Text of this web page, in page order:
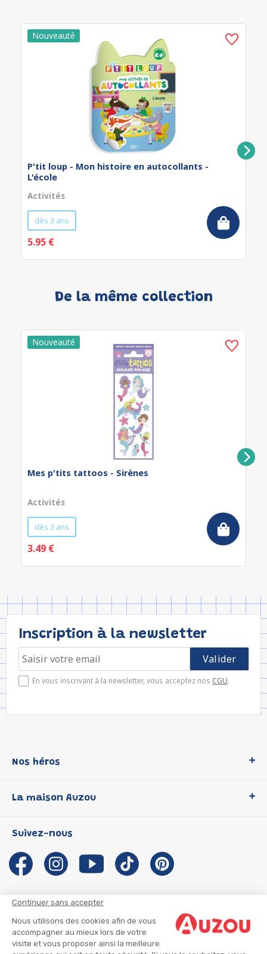
Continuer sans accepter
Nous utilisons des cookies afin de vous
accompagner au mieux lors de votre
visite et vous proposer ainsi la meilleure
P'tit loup - Mon histoire en autocollants -
L'école
Activités
dès 3 ans
5.95 €
De la même collection
Mes p'tits tattoos - Sirènes
Activités
dès 3 ans
3.49 €
Inscription à la newsletter
En vous inscrivant à la newsletter, vous acceptez nos CGU.
Nos héros
P'tit Loup
Les Influenceuses
Migali
Petite Taupe
La maison Auzou
Notre histoire
Auzou s'engage
Auteurs et illustrateurs Auzou
Suivre mon colis
Infos consommateur
Suivez-nous
CGU
CGV